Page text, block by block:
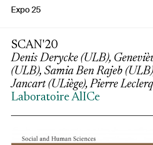
Expo 25
SCAN'20
Denis Derycke (ULB),
(ULB), Samia Ben Rajeb
Jancart (ULiège), Pierre
Laboratoire AlICe